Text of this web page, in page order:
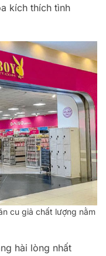
kích thích tình
cu giả chất lượng nằm
hài lòng nhất